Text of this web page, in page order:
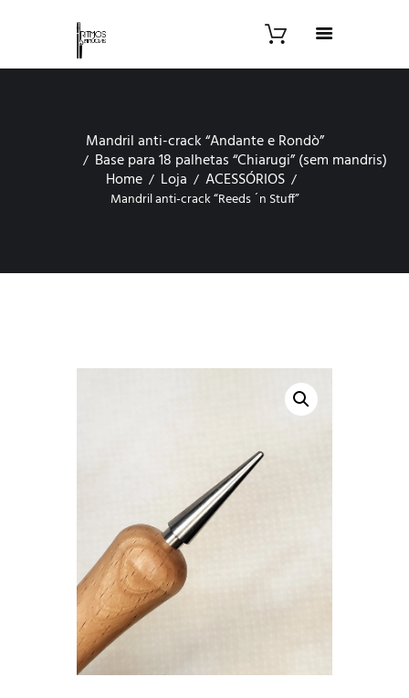
Mandril anti-crack “Andante e Rondò”
Base para 18 palhetas “Chiarugi” (sem mandris)
Home
Loja ACESSÓRIOS
Mandril anti-crack “Reeds ´n Stuff”